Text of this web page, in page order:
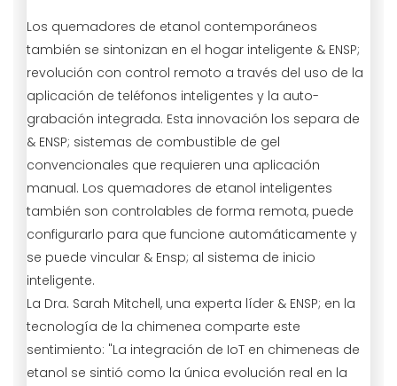
Los quemadores de etanol contemporáneos
también se sintonizan en el hogar inteligente & ENSP;
revolución con control remoto a través del uso de la
aplicación de teléfonos inteligentes y la auto-
grabación integrada. Esta innovación los separa de
& ENSP; sistemas de combustible de gel
convencionales que requieren una aplicación
manual. Los quemadores de etanol inteligentes
también son controlables de forma remota, puede
configurarlo para que funcione automáticamente y
se puede vincular & Ensp; al sistema de inicio
inteligente.
La Dra. Sarah Mitchell, una experta líder & ENSP; en la
tecnología de la chimenea comparte este
sentimiento: "La integración de IoT en chimeneas de
etanol se sintió como la única evolución real en la